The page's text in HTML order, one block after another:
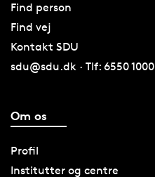
Find person
Find vej
Kontakt SDU
sdu@sdu.dk · Tlf: 6550 1000
Om os
Profil
Institutter og centre